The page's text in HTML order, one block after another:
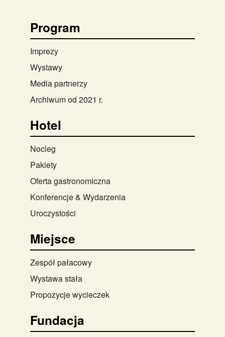
Program
Imprezy
Wystawy
Media partnerzy
Archiwum od 2021 r.
Hotel
Nocleg
Pakiety
Oferta gastronomiczna
Konferencje & Wydarzenia
Uroczystości
Miejsce
Zespół pałacowy
Wystawa stała
Propozycje wycieczek
Fundacja